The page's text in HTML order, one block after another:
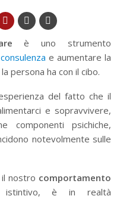
è uno strumento
consulenza e aumentare la
persona ha con il cibo.
del fatto che il
e sopravvivere,
componenti psichiche,
notevolmente sulle
nostro comportamento
istintivo, è in realtà